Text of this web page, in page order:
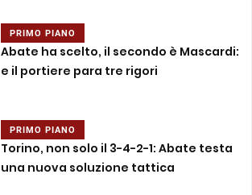
PRIMO PIANO
Abate ha scelto, il secondo è Mascardi:
e il portiere para tre rigori
PRIMO PIANO
Torino, non solo il 3-4-2-1: Abate testa
una nuova soluzione tattica